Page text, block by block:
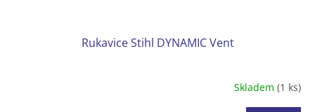
Rukavice Stihl DYNAMIC Vent
Skladem (1 ks)